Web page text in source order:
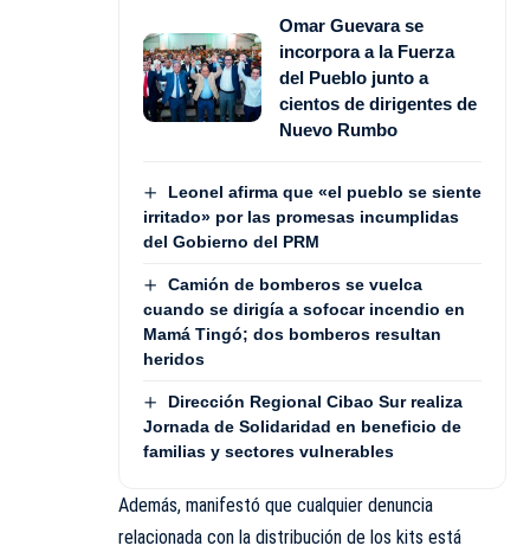
Omar Guevara se
incorpora a la Fuerza
del Pueblo junto a
cientos de dirigentes de
Nuevo Rumbo
Leonel afirma que «el pueblo se siente
irritado» por las promesas incumplidas
del Gobierno del PRM
Camión de bomberos se vuelca
cuando se dirigía a sofocar incendio en
Mamá Tingó; dos bomberos resultan
heridos
Dirección Regional Cibao Sur realiza
Jornada de Solidaridad en beneficio de
familias y sectores vulnerables
Además, manifestó que cualquier denuncia
relacionada con la distribución de los kits está